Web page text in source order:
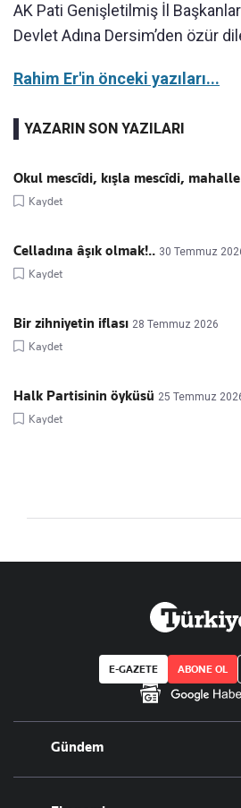
AK Pati Genişletilmiş İl
Devlet Adına Dersim’den özür
Rahim Er'in önceki yazıları...
YAZARIN SON YAZILARI
Okul mescîdi, kışla mescîdi,
Kaydet
Celladına âşık olmak!.. 30 Temmuz
Kaydet
Bir zihniyetin iflası 28 Temmuz 2026
Kaydet
Halk Partisinin öyküsü 25 Temmuz
Kaydet
E-GAZETE ABONE OL
Gündem
Politika